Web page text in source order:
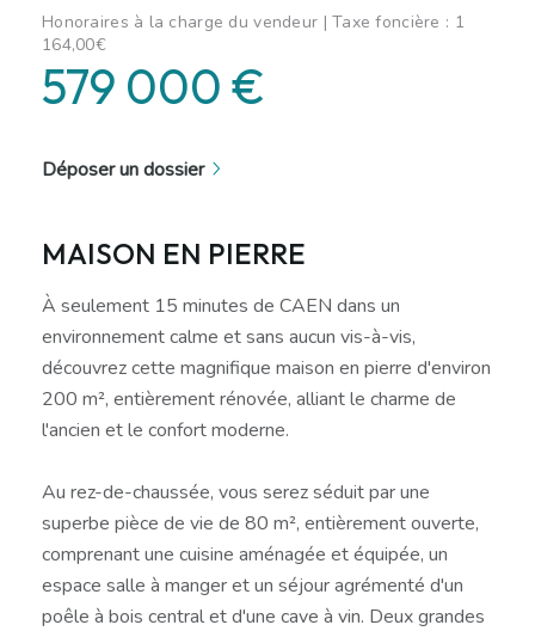
Honoraires à la charge du vendeur | Taxe foncière : 1
164,00€
579 000 €
Déposer un dossier
MAISON EN PIERRE
À seulement 15 minutes de CAEN dans un
environnement calme et sans aucun vis-à-vis,
découvrez cette magnifique maison en pierre d'environ
200 m², entièrement rénovée, alliant le charme de
l'ancien et le confort moderne.
Au rez-de-chaussée, vous serez séduit par une
superbe pièce de vie de 80 m², entièrement ouverte,
comprenant une cuisine aménagée et équipée, un
espace salle à manger et un séjour agrémenté d'un
poêle à bois central et d'une cave à vin. Deux grandes